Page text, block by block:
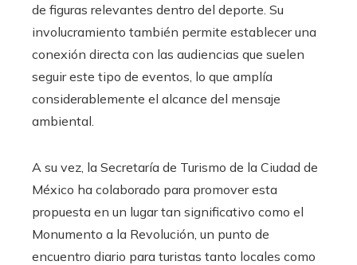
de figuras relevantes dentro del deporte. Su
involucramiento también permite establecer una
conexión directa con las audiencias que suelen
seguir este tipo de eventos, lo que amplía
considerablemente el alcance del mensaje
ambiental.
A su vez, la Secretaría de Turismo de la Ciudad de
México ha colaborado para promover esta
propuesta en un lugar tan significativo como el
Monumento a la Revolución, un punto de
encuentro diario para turistas tanto locales como